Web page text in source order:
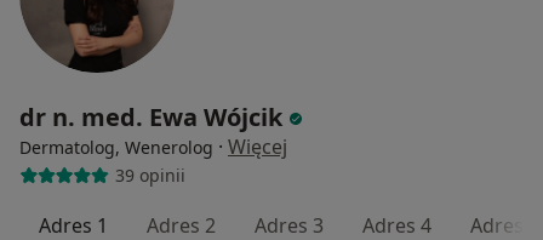
dr n. med. Ewa Wójcik
Dermatolog, Wenerolog · Więcej
39 opinii
Adres 1 Adres 2 Adres 3 Adres 4 Adres 5